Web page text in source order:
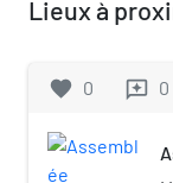
Lieux à
favorite 0 reviews 0